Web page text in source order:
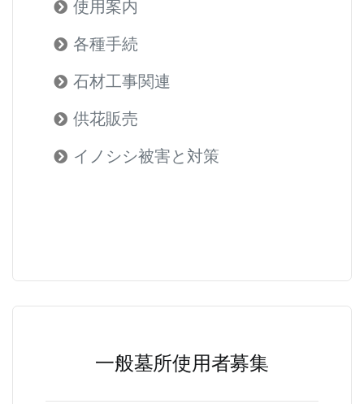
使用案内
各種手続
石材工事関連
供花販売
イノシシ被害と対策
一般墓所使用者募集